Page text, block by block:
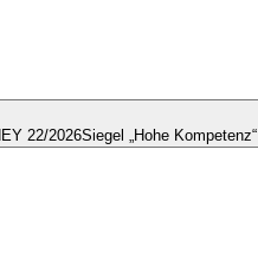
22/2026Siegel „Hohe Kompetenz“